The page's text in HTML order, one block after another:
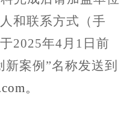
和联系方式（手
2025年4 月 1日前
新案例 ”名称发送到
。